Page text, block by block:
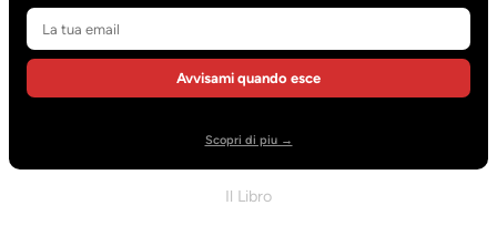
Avvisami quando esce
Scopri di piu →
Il Libro